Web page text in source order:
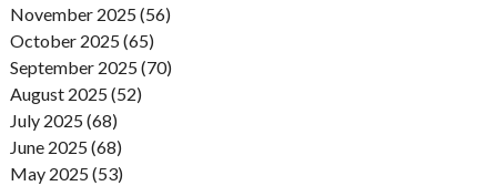
November 2025 (56)
October 2025 (65)
September 2025 (70)
August 2025 (52)
July 2025 (68)
June 2025 (68)
May 2025 (53)